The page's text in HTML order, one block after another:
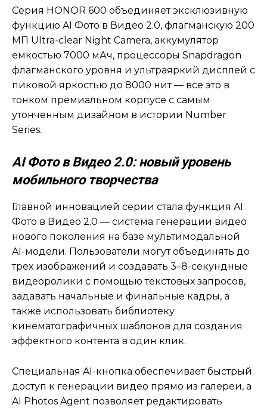
Серия HONOR 600 объединяет эксклюзивную
функцию AI Фото в Видео 2.0, флагманскую 200
МП Ultra-clear Night Camera, аккумулятор
емкостью 7000 мАч, процессоры Snapdragon
флагманского уровня и ультраяркий дисплей с
пиковой яркостью до 8000 нит — все это в
тонком премиальном корпусе с самым
утонченным дизайном в истории Number
Series.
AIФото в Видео 2.0: новый уровень
мобильного творчества
Главной инновацией серии стала функция AI
Фото в Видео 2.0 — система генерации видео
нового поколения на базе мультимодальной
AI-модели. Пользователи могут объединять до
трех изображений и создавать 3–8-секундные
видеоролики с помощью текстовых запросов,
задавать начальные и финальные кадры, а
также использовать библиотеку
кинематографичных шаблонов для создания
эффектного контента в один клик.
Специальная AI-кнопка обеспечивает быстрый
доступ к генерации видео прямо из галереи, а
AI Photos Agent позволяет редактировать